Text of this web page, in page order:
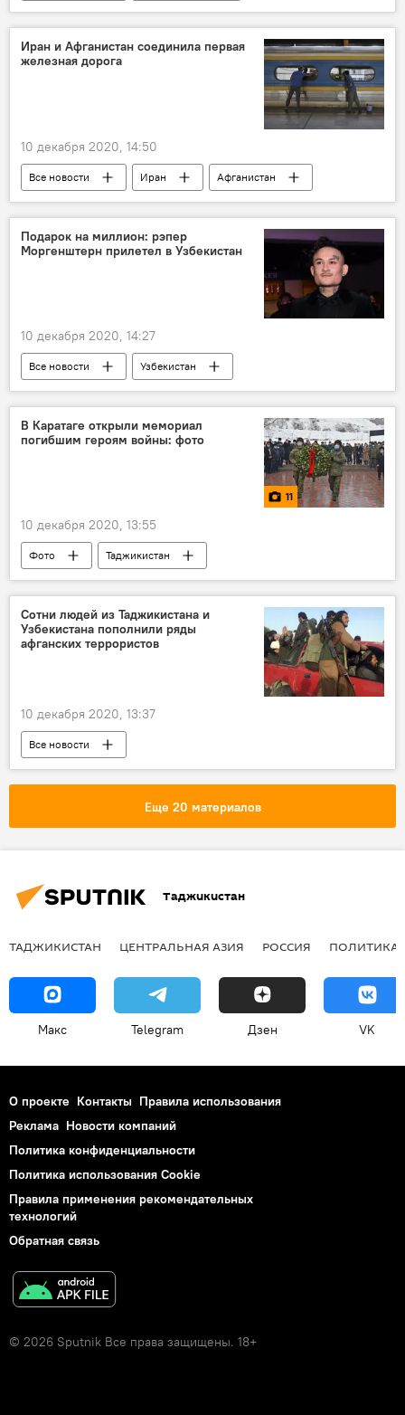
Политика
парламент
Мэр Душанбе и председатель парламента Рустам Эмомали
Эмомали Рахмон
Правительство России
Иран и Афганистан соединила первая
железная дорога
10 декабря 2020, 14:50
Все новости Иран
Афганистан
железная дорога
Центральная Азия
Подарок на миллион: рэпер
Моргенштерн прилетел в Узбекистан
10 декабря 2020, 14:27
Все новости
Узбекистан
рэп-исполнитель
В Каратаге открыли мемориал
погибшим героям войны: фото
11
10 декабря 2020, 13:55
Фото
Таджикистан
Великая Отечественная война (1941-1945)
Сотни людей из Таджикистана и
Узбекистана пополнили ряды
афганских террористов
10 декабря 2020, 13:37
Все новости
Афганистан и Таджикистан: новости на границе
талибы
Еще 20 материалов
Таджикистан
ТАДЖИКИСТАН ЦЕНТРАЛЬНАЯ АЗИЯ РОССИЯ ПОЛИТИКА
Макс Telegram Дзен VK
О проекте Контакты Правила использования
Реклама Новости компаний
Политика конфиденциальности
Политика использования Cookie
Правила применения рекомендательных
технологий
Обратная связь
© 2026 Sputnik Все права защищены. 18+